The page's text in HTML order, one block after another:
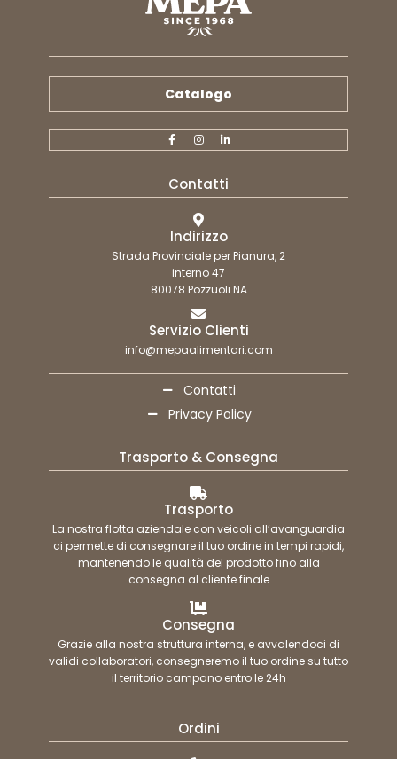
Catalogo
Contatti
Indirizzo
Strada Provinciale per Pianura, 2
interno 47
80078 Pozzuoli NA
Servizio Clienti
info@mepaalimentari.com
Contatti
Privacy Policy
Trasporto & Consegna
Trasporto
La nostra flotta aziendale con veicoli all’avanguardia
ci permette di consegnare il tuo ordine in tempi rapidi,
mantenendo le qualità del prodotto fino alla
consegna al cliente finale
Consegna
Grazie alla nostra struttura interna, e avvalendoci di
validi collaboratori, consegneremo il tuo ordine su tutto
il territorio campano entro le 24h
Ordini